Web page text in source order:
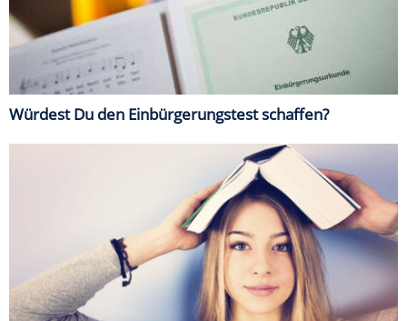
Würdest Du den Einbürgerungstest schaffen?